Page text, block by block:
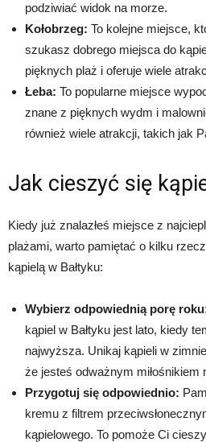
podziwiać widok na morze.
Kołobrzeg: To kolejne miejsce,
szukasz dobrego miejsca do
pięknych plaż i oferuje wiele
Łeba: To popularne miejsce
znane z pięknych wydm i
również wiele atrakcji, takich jak
Jak cieszyć się
Kiedy już znalazłeś miejsce z
plażami, warto pamiętać o kilku
kąpielą w Bałtyku:
Wybierz odpowiednią porę
kąpiel w Bałtyku jest lato, kiedy
najwyższa. Unikaj kąpieli w
że jesteś odważnym miłośnikiem
Przygotuj się odpowiednio:
kremu z filtrem
kąpielowego. To pomoże Ci